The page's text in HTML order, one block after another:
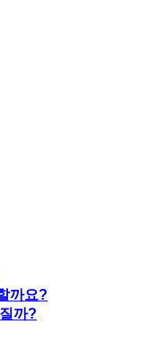
까요?
까?